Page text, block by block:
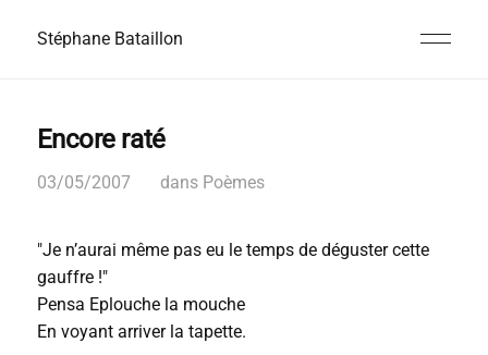
Stéphane Bataillon
Encore raté
03/05/2007 dans Poèmes
"Je n’aurai même pas eu le temps de déguster cette
gauffre !"
Pensa Eplouche la mouche
En voyant arriver la tapette.